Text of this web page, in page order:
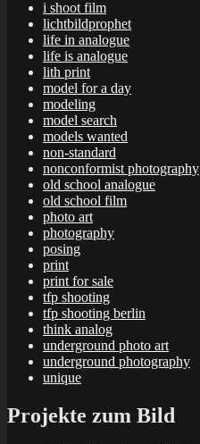
i shoot film
lichtbildprophet
life in analogue
life is analogue
lith print
model for a day
modeling
model search
models wanted
non-standard
nonconformist photography
old school analogue
old school film
photo art
photography
posing
print
print for sale
tfp shooting
tfp shooting berlin
think analog
underground photo art
underground photography
unique
Projekte zum Bild